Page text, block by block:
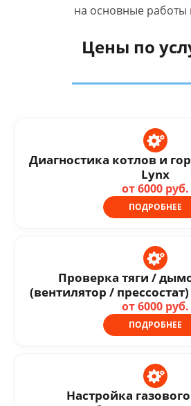
на основные работы
Цены по
Диагностика котлов и
Lynx
от 6000 руб.
ПОДРОБНЕЕ
Проверка тяги /
(вентилятор /
от 6000 руб.
ПОДРОБНЕЕ
Настройка